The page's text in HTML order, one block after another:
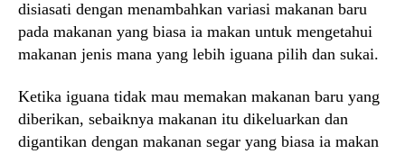
disiasati dengan menambahkan variasi makanan baru
pada makanan yang biasa ia makan untuk mengetahui
makanan jenis mana yang lebih iguana pilih dan sukai.
Ketika iguana tidak mau memakan makanan baru yang
diberikan, sebaiknya makanan itu dikeluarkan dan
digantikan dengan makanan segar yang biasa ia makan